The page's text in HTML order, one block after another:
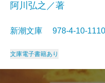
阿川弘之／著
新潮文庫 978-4-10-
文庫電子書籍あり